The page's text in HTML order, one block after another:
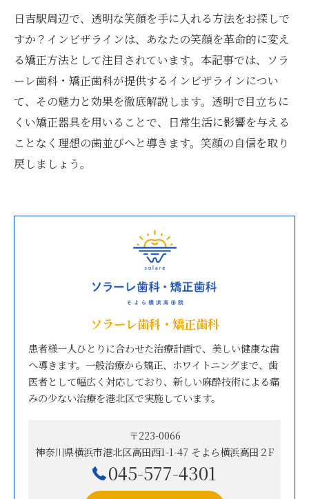
日吉駅周辺で、透明な笑顔を手に入れる方法をお探しで
すか？インビザラインは、あなたの笑顔を革命的に変え
る矯正方法として注目されています。本記事では、ソラ
ーレ歯科・矯正歯科が提供するインビザラインについ
て、その魅力と効果を徹底解説します。透明で目立ちに
くい矯正器具を用いることで、日常生活に影響を与える
ことなく理想の歯並びへと導きます。笑顔の自信を取り
戻しましょう。
ソラーレ歯科・矯正歯科
患者様一人ひとりに合わせた治療計画で、美しい健康な歯
へ導きます。一般治療から矯正、ホワイトニングまで、歯
医者として幅広く対応しており、新しい麻酔技術による痛
みの少ない治療を港北区で実施しています。
〒223-0066
神奈川県横浜市港北区高田西1-1-47 そよら横浜高田２F
045-577-4301